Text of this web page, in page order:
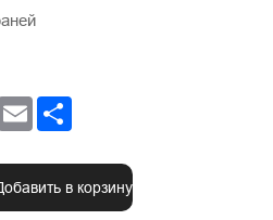
Email
в корзину